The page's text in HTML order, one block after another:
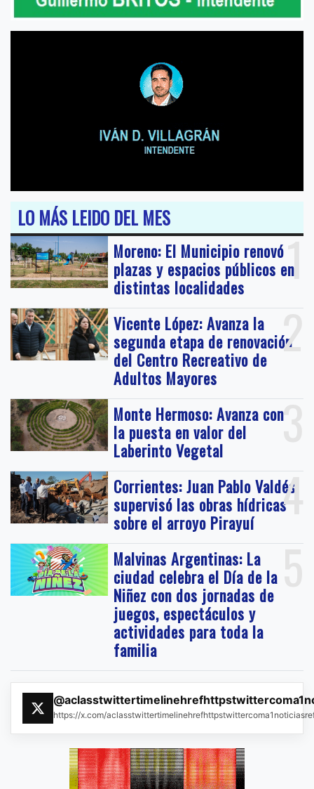
LO MÁS LEIDO DEL MES
1
Moreno: El Municipio renovó
plazas y espacios públicos en
distintas localidades
2
Vicente López: Avanza la
segunda etapa de renovación
del Centro Recreativo de
Adultos Mayores
3
Monte Hermoso: Avanza con
la puesta en valor del
Laberinto Vegetal
4
Corrientes: Juan Pablo Valdés
supervisó las obras hídricas
sobre el arroyo Pirayuí
5
Malvinas Argentinas: La
ciudad celebra el Día de la
Niñez con dos jornadas de
juegos, espectáculos y
actividades para toda la
familia
https://x.com/